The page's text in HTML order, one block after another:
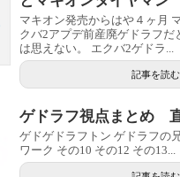
マキオン発売からはや４ヶ月
クバ2アプデ前産廃ゲドラフだ
は思えない。 エクバ2ゲドラ...
記事を読む
ゲドラフ視点まとめ
ゲドゲドラフトン ゲドラフの
ワーク その10 その12 その13...